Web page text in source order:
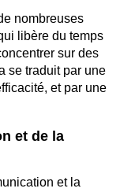
nombreuses
libère du temps
sur des
se traduit par une
et par une
et de la
et la